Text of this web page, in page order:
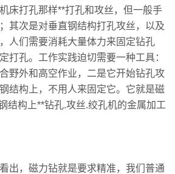
床打孔那样**打孔和攻丝，但一般手
其次是对垂直钢结构打孔攻丝，以及
人们需要消耗大量体力来固定钻孔
打孔。工作实践迫切需要一种工具：
野外和高空作业，二是它开始钻孔攻
结构上，不用人来固定它。它就是磁
结构上**钻孔.攻丝.绞孔机的金属加工
出，磁力钻就是要求精准，我们普通